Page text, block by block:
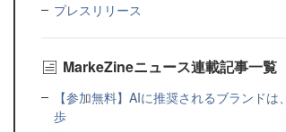
プレスリリース
MarkeZineニュース連載記事一覧
【参加無料】AIに推奨されるブランド
歩